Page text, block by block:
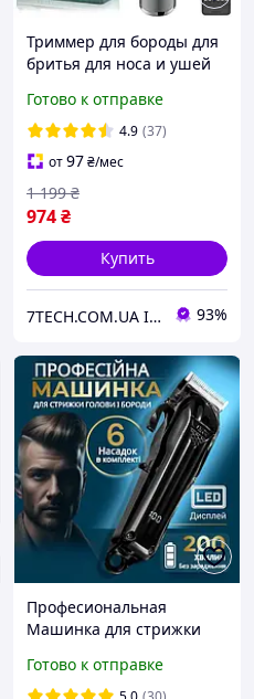
Триммер для бороды для
бритья для носа и ушей
беспроводной +насадки
на подставке 5в1 VGR
Готово к отправке
4.9 (37)
от97₴/мес
974₴
1 199 ₴
Купить
7TECH.COM.UA Інтернет-магазин 93%
Професиональная
Машинка для стрижки
бороди и усов мощный
Готово к отправке